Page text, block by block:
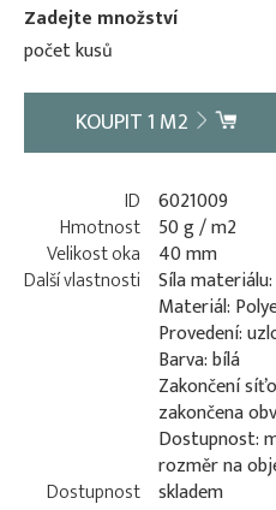
Zadejte množství
počet kusů
KOUPIT1 M2
ID 6021009
Hmotnost 50 g / m2
Velikost oka
40 mm
Další vlastnosti Síla
Materiál:
Provedení:
Barva: bílá
Zakončení
zakončena
Dostupnost:
rozměr na
Dostupnost skladem